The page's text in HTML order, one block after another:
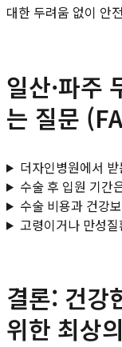
대한 두려움 없이 안
일산·파주
는 질문
더자인병원에서
수술 후 입원 기간
수술 비용과 건강
고령이거나 만성
결론: 건강
위한 최상